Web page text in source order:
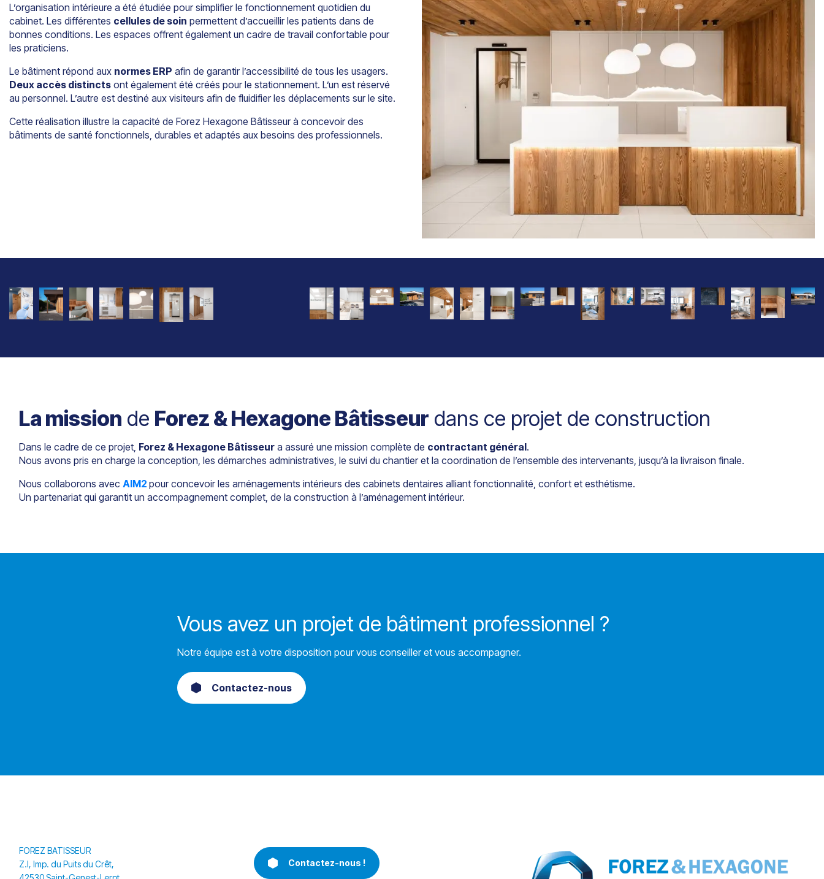
L’organisation intérieure a été étudiée pour simplifier le fonctionnement quotidien du
cabinet. Les différentes cellules de soin permettent d’accueillir les patients dans de
bonnes conditions. Les espaces offrent également un cadre de travail confortable pour
les praticiens.
Le bâtiment répond aux normes ERP afin de garantir l’accessibilité de tous les usagers.
Deux accès distincts ont également été créés pour le stationnement. L’un est réservé
au personnel. L’autre est destiné aux visiteurs afin de fluidifier les déplacements sur le site.
Cette réalisation illustre la capacité de Forez Hexagone Bâtisseur à concevoir des
bâtiments de santé fonctionnels, durables et adaptés aux besoins des professionnels.
La mission de Forez & Hexagone Bâtisseur dans ce projet de construction
Dans le cadre de ce projet, Forez & Hexagone Bâtisseur a assuré une mission complète de contractant général.
Nous avons pris en charge la conception, les démarches administratives, le suivi du chantier et la coordination de l’ensemble des intervenants, jusqu’à la livraison finale.
Nous collaborons avec AIM2 pour concevoir les aménagements intérieurs des cabinets dentaires alliant fonctionnalité, confort et esthétisme.
Un partenariat qui garantit un accompagnement complet, de la construction à l’aménagement intérieur.
Vous avez un projet de bâtiment professionnel ?
Notre équipe est à votre disposition pour vous conseiller et vous accompagner.
Contactez-nous
FOREZ BATISSEUR
Z.I, Imp. du Puits du Crêt,
Contactez-nous !